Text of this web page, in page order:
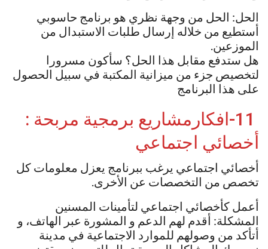
الحل: الحل من وجهة نظري هو برنامج حاسوبي
أستطيع من خلاله إرسال طلبات الاستبدال من
الموزعين.
هل ستدفع مقابل هذا الحل؟ سأكون مسرورا
لتخصيص جزء من ميزانية المكتبة في سبيل الحصول
على هذا البرنامج
11-افكارمشاريع برمجية مربحة :
أخصائي اجتماعي
أخصائي اجتماعي يرغب ببرنامج يعزل معلومات كل
تخصص من التخصصات عن الأخرى.
أعمل كأخصائي اجتماعي لتأمينات المسنين
المشكلة: أقدم لهم الدعم و المشورة عبر الهاتف، و
أتأكد من وصولهم للموارد الاجتماعية في مدينة